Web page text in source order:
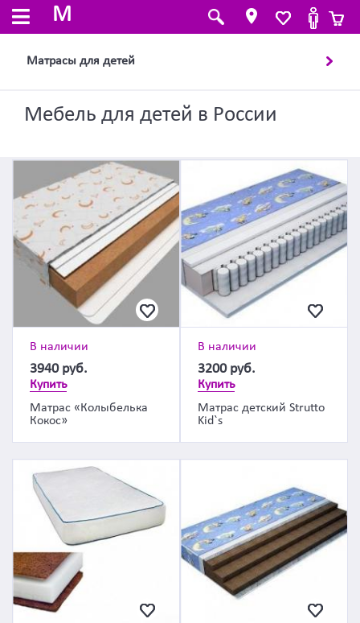
M
Матрасы для детей
Мебель для детей в России
В наличии
3940 руб.
Купить
Матрас «Колыбелька
Кокос»
В наличии
3200 руб.
Купить
Матрас детский Strutto
Kid`s